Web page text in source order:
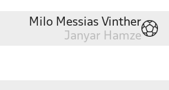
Milo Messias Vinther
Janyar Hamze